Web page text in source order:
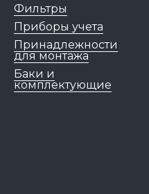
Фильтры
Приборы учета
Принадлежности
для монтажа
Баки и
комплектующие